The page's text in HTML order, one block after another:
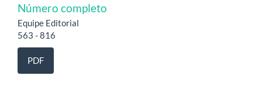
Número completo
Equipe Editorial
563 - 816
PDF